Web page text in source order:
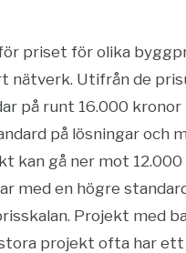
priset för olika
nätverk. Utifrån de
på runt 16.000
på lösningar och
gå ner mot
med en högre
Projekt med
projekt ofta har